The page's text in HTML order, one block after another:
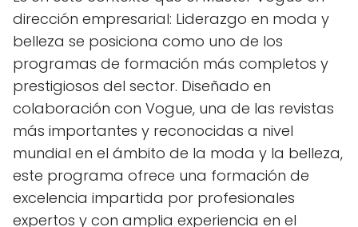
dirección empresarial: Liderazgo en moda y
belleza se posiciona como uno de los
programas de formación más completos y
prestigiosos del sector. Diseñado en
colaboración con Vogue, una de las revistas
más importantes y reconocidas a nivel
mundial en el ámbito de la moda y la belleza,
este programa ofrece una formación de
excelencia impartida por profesionales
expertos y con amplia experiencia en el